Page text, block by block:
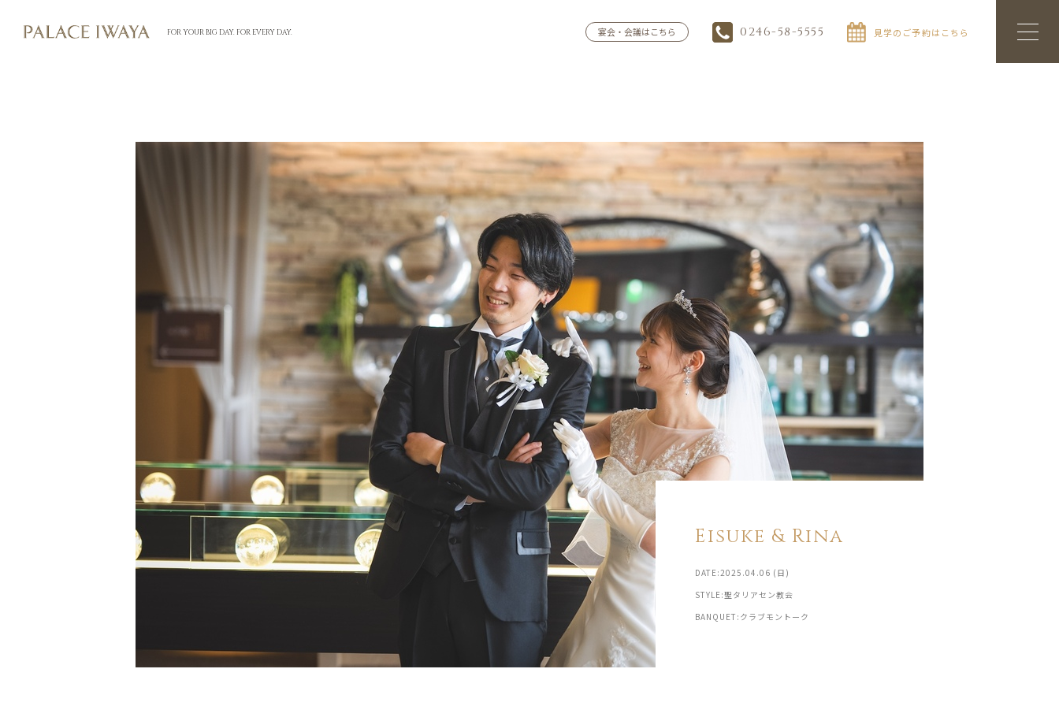
FOR YOUR BIG DAY. FOR EVERY DAY. 宴会・会議はこちら 0246-58-5555 見学のご予約はこちら
Eisuke & Rina
DATE:2025.04.06 (日)
STYLE:聖タリアセン教会
BANQUET:クラブモントーク